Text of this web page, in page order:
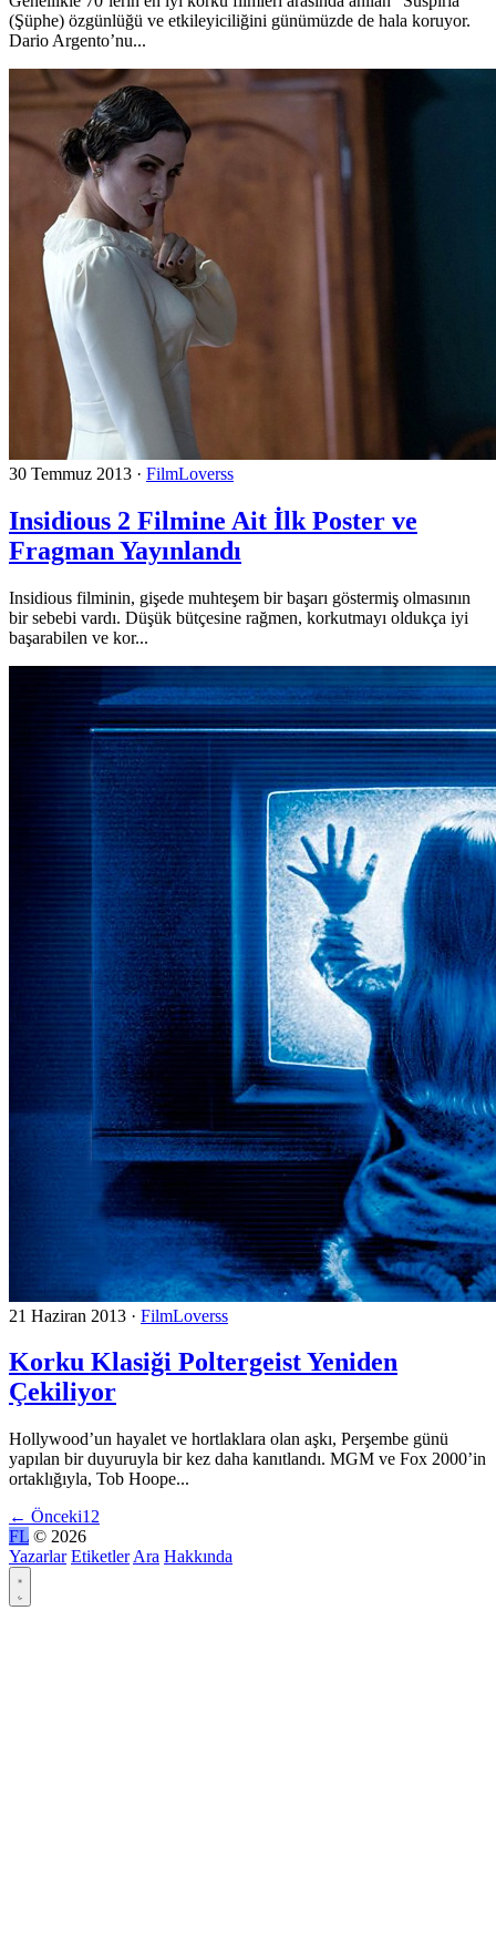
(Şüphe) özgünlüğü ve etkileyiciliğini günümüzde de hala koruyor.
Dario Argento’nu...
30 Temmuz 2013 · FilmLoverss
Insidious 2 Filmine Ait İlk Poster ve
Fragman Yayınlandı
Insidious filminin, gişede muhteşem bir başarı göstermiş olmasının
bir sebebi vardı. Düşük bütçesine rağmen, korkutmayı oldukça iyi
başarabilen ve kor...
21 Haziran 2013 · FilmLoverss
Korku Klasiği Poltergeist Yeniden
Çekiliyor
Hollywood’un hayalet ve hortlaklara olan aşkı, Perşembe günü
yapılan bir duyuruyla bir kez daha kanıtlandı. MGM ve Fox 2000’in
ortaklığıyla, Tob Hoope...
← Önceki1 2
FL © 2026
Yazarlar Etiketler Ara Hakkında